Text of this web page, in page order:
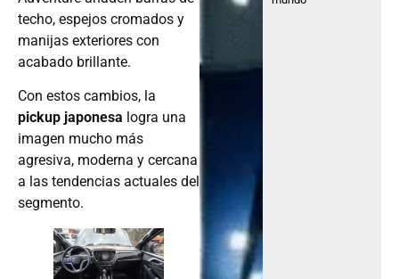
techo, espejos cromados y
manijas exteriores con
acabado brillante.
Con estos cambios, la
pickup japonesa logra una
imagen mucho más
agresiva, moderna y cercana
a las tendencias actuales del
segmento.